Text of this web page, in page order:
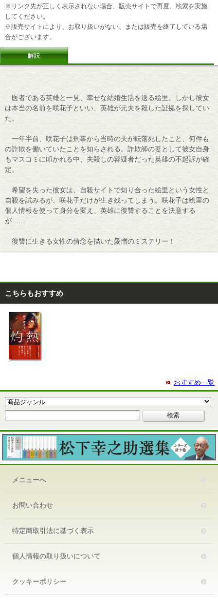
※リンク先が正しく表示されない場合、販売サイトで再度、検索を実施
してください。
※販売サイトにより、お取り扱いがない、または販売を終了している場
合がございます。
解説
医者である英雄と一見、幸せな結婚生活を送る絵里。しかし彼女
は本当の名前を咲花子といい、英雄が元夫を殺した証拠を探してい
た。
一年半前、咲花子は刑事から当時の夫が転落死したこと、何件も
の詐欺を働いていたことを知らされる。詐欺師の妻として彼女自身
もマスコミに叩かれる中、夫殺しの容疑者だった英雄の不起訴が確
定。
希望を失った彼女は、自殺サイトで知り合った絵里という女性と
自殺を試みるが、咲花子だけが生き残ってしまう。咲花子は絵里の
個人情報を使って身分を変え、英雄に復讐することを決意する
が……
復讐に生きる女性の情念を描いた愛憎のミステリー！
こちらもおすすめ
おすすめ一覧
メニューへ
お問い合わせ
特定商取引法に基づく表示
個人情報の取り扱いについて
クッキーポリシー